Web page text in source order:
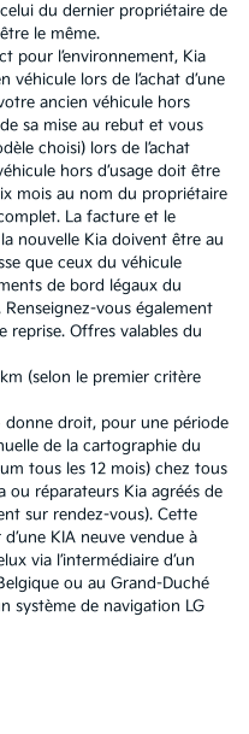
du dernier propriétaire de
le même.
pour l’environnement, Kia
véhicule lors de l’achat d’une
ancien véhicule hors
sa mise au rebut et vous
choisi) lors de l’achat
hors d’usage doit être
mois au nom du propriétaire
La facture et le
nouvelle Kia doivent être au
que ceux du véhicule
de bord légaux du
vous également
reprise. Offres valables du
(selon le premier critère
donne droit, pour une période
de la cartographie du
tous les 12 mois) chez tous
ou réparateurs Kia agréés de
sur rendez-vous). Cette
KIA neuve vendue à
via l’intermédiaire d’un
ou au Grand-Duché
système de navigation LG